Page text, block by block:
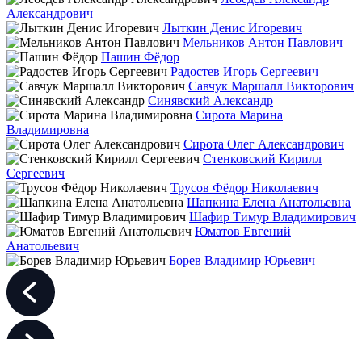
Александрович
Лыткин Денис Игоревич
Мельников Антон Павлович
Пашин Фёдор
Радостев Игорь Сергеевич
Савчук Маршалл Викторович
Синявский Александр
Сирота Марина
Владимировна
Сирота Олег Александрович
Стенковский Кирилл
Сергеевич
Трусов Фёдор Николаевич
Шапкина Елена Анатольевна
Шафир Тимур Владимирович
Юматов Евгений
Анатольевич
Борев Владимир Юрьевич